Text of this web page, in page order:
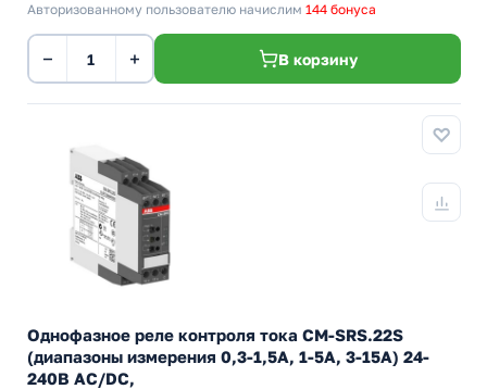
Авторизованному пользователю начислим 144 бонуса
− + В корзину
Однофазное реле контроля тока CM-SRS.22S
(диапазоны измерения 0,3-1,5А, 1-5A, 3-15A) 24-
240В AC/DC,